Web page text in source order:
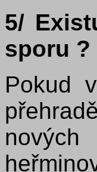
5/
sporu ?
Pokud